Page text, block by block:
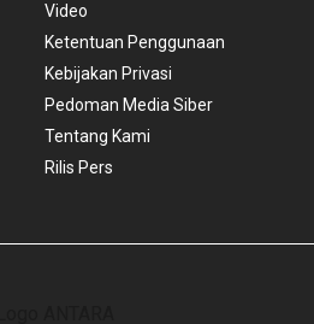
Video
Ketentuan Penggunaan
Kebijakan Privasi
Pedoman Media Siber
Tentang Kami
Rilis Pers